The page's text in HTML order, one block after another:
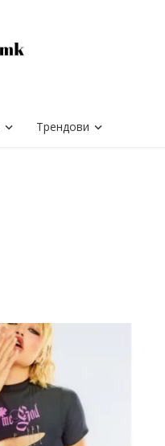
Трендови